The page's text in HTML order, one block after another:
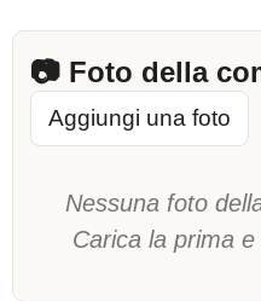
📷 Foto della
Aggiungi una foto
Nessuna foto
Carica la prima